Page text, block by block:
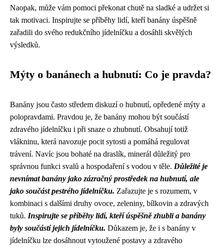
Naopak, může vám pomoci překonat chutě na sladké a udržet si
tak motivaci. Inspirujte se příběhy lidí, kteří banány úspěšně
zařadili do svého redukčního jídelníčku a dosáhli skvělých
výsledků.
Mýty o banánech a hubnutí: Co je pravda?
Banány jsou často středem diskuzí o hubnutí, opředené mýty a
polopravdami. Pravdou je, že banány mohou být součástí
zdravého jídelníčku i při snaze o zhubnutí. Obsahují totiž
vlákninu, která navozuje pocit sytosti a pomáhá regulovat
trávení. Navíc jsou bohaté na draslík, minerál důležitý pro
správnou funkci svalů a hospodaření s vodou v těle. Důležité je
nevnímat banány jako zázračný prostředek na hubnutí, ale
jako součást pestrého jídelníčku. Zařazujte je s rozumem, v
kombinaci s dalšími druhy ovoce, zeleniny, bílkovin a zdravých
tuků. Inspirujte se příběhy lidí, kteří úspěšně zhubli a banány
byly součástí jejich jídelníčku. Důkazem je, že i s banány v
jídelníčku lze dosáhnout vytoužené postavy a zdravého